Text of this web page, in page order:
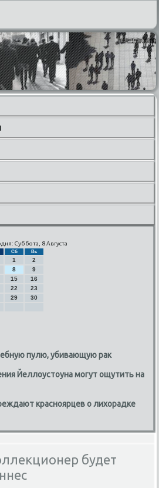
Суббота, 8 Августа
Сб Вс
1
2
8
9
15
16
22
23
29
30
пулю, убивающую рак
Йеллоустоуна могут ощутить на
красноярцев о лихорадке
будет